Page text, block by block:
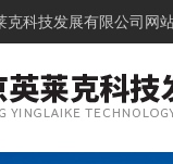
克科技发展有限公司网站